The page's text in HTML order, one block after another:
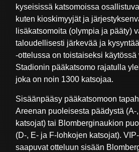
kyseisissä katsomoissa
kuten kioskimyyjät ja
lisäkatsomoita (olympia ja pääty)
taloudellisesti järkevää ja
-ottelussa on toistaiseksi käytössä
Stadionin pääkatsomo rajatulla
joka on noin 1300 katsojaa.
Sisäänpääsy pääkatsomoon
Areenan puoleisesta päädystä
katsojat) tai Blomberginaukion
(D-, E- ja F-lohkojen katsojat).
saapuvat otteluun sisään